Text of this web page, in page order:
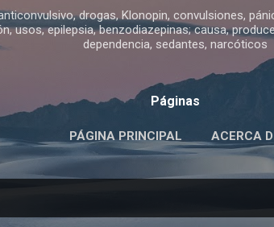
drogas, Klonopin, convulsiones,
usos, epilepsia, benzodiazepinas; causa,
dependencia, sedantes, narcóticos
Páginas
PÁGINA PRINCIPAL ACERCA